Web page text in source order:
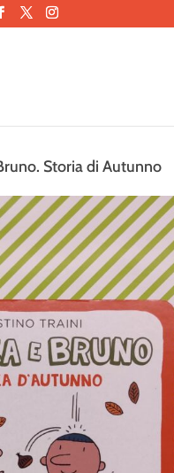
Storia di Autunno